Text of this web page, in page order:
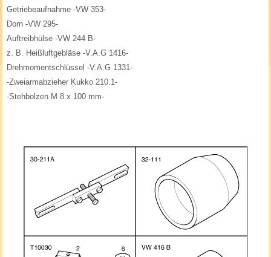
Getriebeaufnahme -VW 353-
Dorn -VW 295-
Auftreibhülse -VW 244 B-
z. B. Heißluftgebläse -V.A.G 1416-
Drehmomentschlüssel -V.A.G 1331-
-Zweiarmabzieher Kukko 210.1-
-Stehbolzen M 8 x 100 mm-